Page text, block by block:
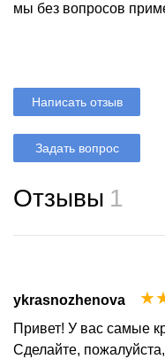
мы без вопросов
Написать отзыв
Задать вопрос
Отзывы 1
ykrasnozhenova ☆
Привет! У вас самые
Сделайте,